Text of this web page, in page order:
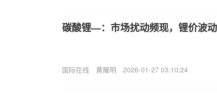
碳酸锂—：市场扰动频现，锂价波
国际在线 黄耀明 2026-01-27 03:10:24